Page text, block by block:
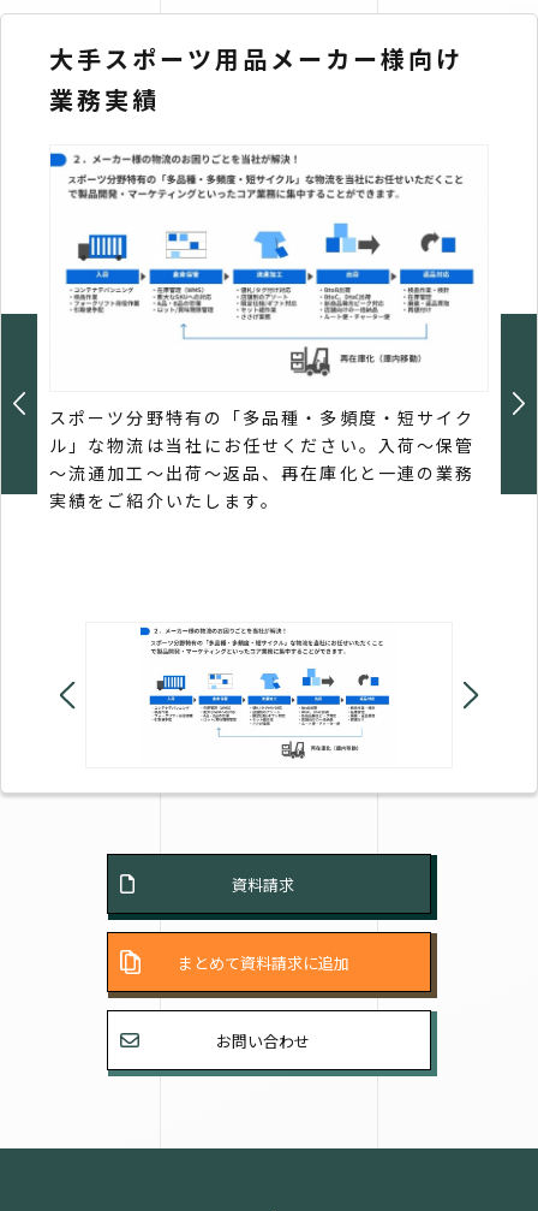
大手スポーツ用品メーカー様向け
業務実績
スポーツ分野特有の「多品種・多頻度・短サイク
ル」な物流は当社にお任せください。入荷～保管
～流通加工～出荷～返品、再在庫化と一連の業務
実績をご紹介いたします。
自
業
資料請求
まとめて資料請求に追加
お問い合わせ